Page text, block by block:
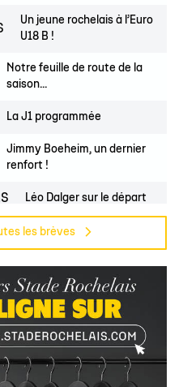
l'EDB
Un jeune rochelais à l’Euro
U18 B !
Notre feuille de route de la
saison...
La J1 programmée
Jimmy Boeheim, un dernier
renfort !
Léo Dalger sur le départ
Cherif Haidara avec le Mali !
Jase Townsend rejoint les
rangs...
Le Club une nouvelle fois
labellisé...
les brèves